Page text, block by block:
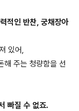
적인 반찬, 궁채장아
있어,
해 주는 청량함을 선
빠질 수 없죠.